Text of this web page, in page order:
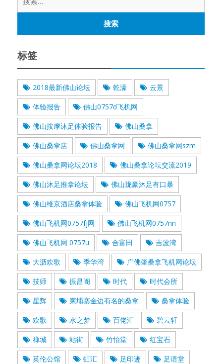
标签
2018最新佛山论坛 乾濠 云景
体验报告 佛山0757d飞机网
佛山按摩沐足体验报告 佛山桑拿
佛山桑拿店 佛山桑拿网 佛山桑拿网szm
佛山桑拿网论坛2018 佛山桑拿论坛交流2019
佛山沐足推拿论坛 佛山珑豪沐足有口暴
佛山维京酒店桑拿体验 佛山飞机网0757
佛山飞机网0757fj网 佛山飞机网0757nn
佛山飞机网 0757u 合富田 吉波湾
大沥欢歌 季华湾 广佛肇桑拿飞机网论坛
技师 振昌阁 时代 时代会所
星辉 柬埔寨金边有名的桑拿 桑拿体验
欢歌 水之梦 百佬汇 碧云轩
禅城 站街 竹怡堂 红宝石
英伦公馆 虹汇 足印迹 足语堂